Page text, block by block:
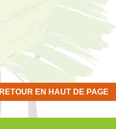
RETOUR EN HAUT DE PAGE